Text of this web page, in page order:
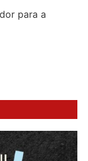
para a